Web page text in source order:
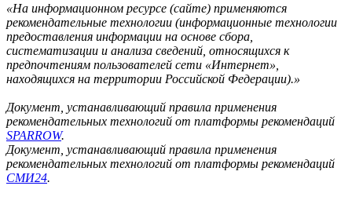
«На информационном ресурсе (сайте) применяются
рекомендательные технологии (информационные технологии
предоставления информации на основе сбора,
систематизации и анализа сведений, относящихся к
предпочтениям пользователей сети «Интернет»,
находящихся на территории Российской Федерации).»
Документ, устанавливающий правила применения
рекомендательных технологий от платформы рекомендаций
SPARROW.
Документ, устанавливающий правила применения
рекомендательных технологий от платформы рекомендаций
СМИ24.